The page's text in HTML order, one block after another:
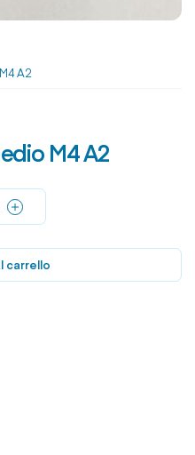
A2
M4 A2
carrello